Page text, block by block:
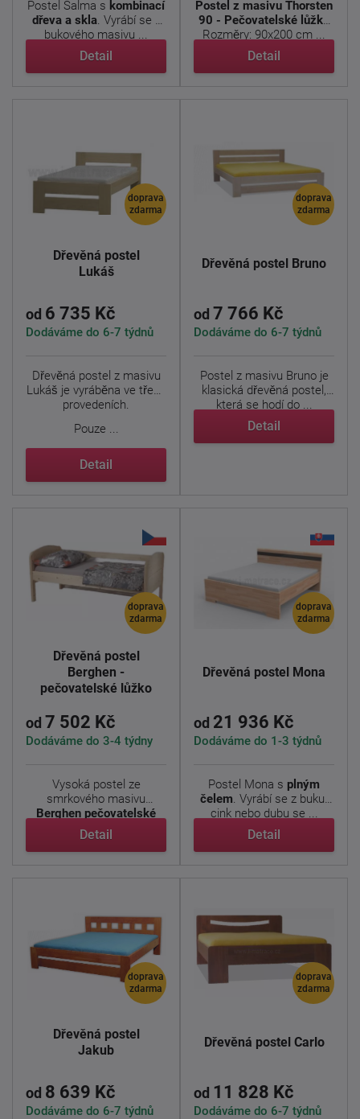
Postel Salma s kombinací
dřeva a skla. Vyrábí se z
bukového masivu ...
Detail
Postel z masivu Thorsten
90 - Pečovatelské lůžko
Rozměry: 90x200 cm ...
Detail
doprava
zdarma
Dřevěná postel
Lukáš
od 6 735 Kč
Dodáváme do 6-7 týdnů
Dřevěná postel z masivu
Lukáš je vyráběna ve třech
provedeních.
Pouze ...
Detail
doprava
zdarma
Dřevěná postel Bruno
od 7 766 Kč
Dodáváme do 6-7 týdnů
Postel z masivu Bruno je
klasická dřevěná postel,
která se hodí do ...
Detail
doprava
zdarma
Dřevěná postel
Berghen -
pečovatelské lůžko
od 7 502 Kč
Dodáváme do 3-4 týdny
Vysoká postel ze
smrkového masivu
Berghen pečovatelské
je vhodná ...
Detail
doprava
zdarma
Dřevěná postel Mona
od 21 936 Kč
Dodáváme do 1-3 týdnů
Postel Mona s plným
čelem. Vyrábí se z buku-
cink nebo dubu se ...
Detail
doprava
zdarma
Dřevěná postel
Jakub
od 8 639 Kč
Dodáváme do 6-7 týdnů
doprava
zdarma
Dřevěná postel Carlo
od 11 828 Kč
Dodáváme do 6-7 týdnů